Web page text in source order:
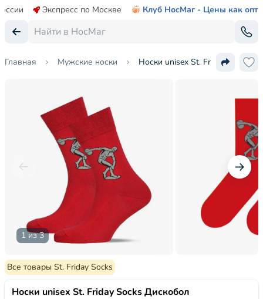
Экспресс по Москве Клуб НосМаг - Цены как опт
Главная Мужские носки Носки unisex St. Friday Socks
1 из 3
Все товары St. Friday Socks
Носки unisex St. Friday Socks Дискобол